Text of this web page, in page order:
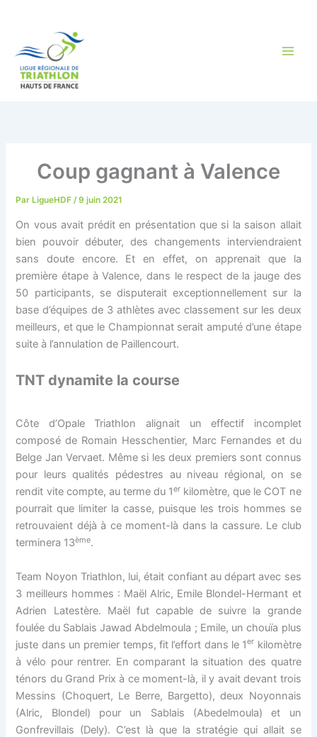
Coup gagnant à Valence
ParLigueHDF /9 juin 2021
On vous avait prédit en présentation que si la saison allait
bien pouvoir débuter, des changements interviendraient
sans doute encore. Et en effet, on apprenait que la
première étape à Valence, dans le respect de la jauge des
50 participants, se disputerait exceptionnellement sur la
base d’équipes de 3 athlètes avec classement sur les deux
meilleurs, et que le Championnat serait amputé d’une étape
suite à l’annulation de Paillencourt.
TNT dynamite la course
Côte d’Opale Triathlon alignait un effectif incomplet
composé de Romain Hesschentier, Marc Fernandes et du
Belge Jan Vervaet. Même si les deux premiers sont connus
pour leurs qualités pédestres au niveau régional, on se
rendit vite compte, au terme du 1er kilomètre, que le COT ne
pourrait que limiter la casse, puisque les trois hommes se
retrouvaient déjà à ce moment-là dans la cassure. Le club
terminera 13ème.
Team Noyon Triathlon, lui, était confiant au départ avec ses
3 meilleurs hommes : Maël Alric, Emile Blondel-Hermant et
Adrien Latestère. Maël fut capable de suivre la grande
foulée du Sablais Jawad Abdelmoula ; Emile, un chouïa plus
juste dans un premier temps, fit l’effort dans le 1er kilomètre
à vélo pour rentrer. En comparant la situation des quatre
ténors du Grand Prix à ce moment-là, il y avait devant trois
Messins (Choquert, Le Berre, Bargetto), deux Noyonnais
(Alric, Blondel) pour un Sablais (Abedelmoula) et un
Gonfrevillais (Dely). C’est là que la stratégie qui allait se